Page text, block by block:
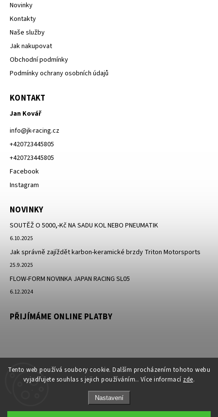
Tento web používá soubory cookie. Dalším procházením tohoto webu
vyjadřujete souhlas s jejich používáním.. Více informací zde.
Nastavení
Novinky
Kontakty
Naše služby
Jak nakupovat
Obchodní podmínky
Podmínky ochrany osobních údajů
KONTAKT
Jan Kovář
info@jk-racing.cz
+420723445805
+420723445805
Facebook
Instagram
NOVINKY
SOUTĚŽ O 5000,-Kč NA SADU KOL NEBO PNEUMATIK
6.10.2025
Jak správně zajíždět karbon-keramické brzdy Triton Motorsports
25.9.2025
FLOW-FORM NOVINKA JAPAN RACING SL05
6.12.2024
PŘIJÍMÁME ONLINE PLATBY